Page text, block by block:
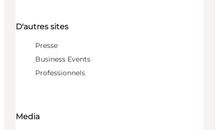
D'autres sites
Presse
Business Events
Professionnels
Media